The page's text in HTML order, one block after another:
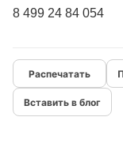
8 499 24 84 054
Вставить в блог